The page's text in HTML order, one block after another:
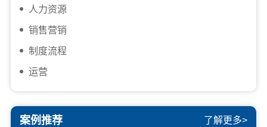
人力资源
销售营销
制度流程
运营
案例推荐 了解更多>